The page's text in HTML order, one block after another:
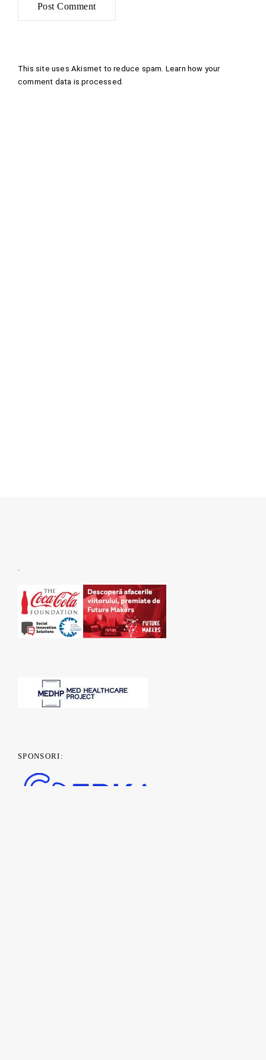
This site uses Akismet to reduce spam. Learn how your
comment data is processed
.
SPONSORI: